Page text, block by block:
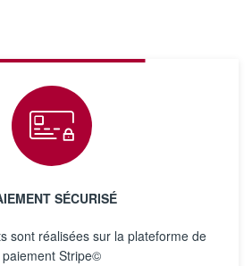
SÉCURISÉ
sont réalisées sur la plateforme de
paiement Stripe©